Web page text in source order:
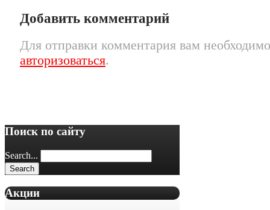
Добавить комментарий
Для отправки комментария вам необходимо
авторизоваться.
Поиск по сайту
Search...
Акции